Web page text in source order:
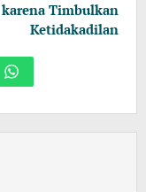
karena Timbulkan
Ketidakadilan